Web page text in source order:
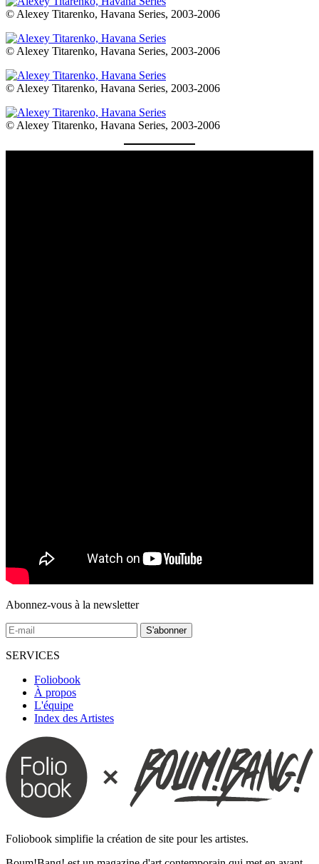
© Alexey Titarenko, Havana Series, 2003-2006
© Alexey Titarenko, Havana Series, 2003-2006
© Alexey Titarenko, Havana Series, 2003-2006
© Alexey Titarenko, Havana Series, 2003-2006
Abonnez-vous à la newsletter
SERVICES
Foliobook
À propos
L'équipe
Index des Artistes
Foliobook simplifie la création de site pour les artistes.